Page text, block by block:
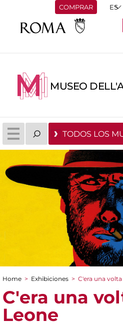
COMPRAR
MUSEO
TODOS LOS
You are here
Home > Exhibiciones > C'era una
C'era una
Leone